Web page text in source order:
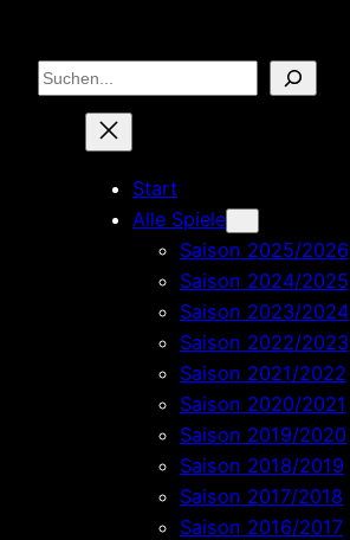
Inhalt
springen
Suchen
Start
Alle Spiele
Saison 2025/2026
Saison 2024/2025
Saison 2023/2024
Saison 2022/2023
Saison 2021/2022
Saison 2020/2021
Saison 2019/2020
Saison 2018/2019
Saison 2017/2018
Saison 2016/2017